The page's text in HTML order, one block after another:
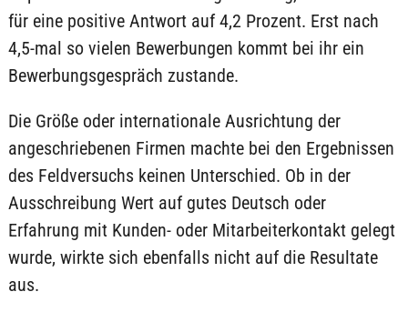
für eine positive Antwort auf 4,2 Prozent. Erst nach
4,5-mal so vielen Bewerbungen kommt bei ihr ein
Bewerbungsgespräch zustande.
Die Größe oder internationale Ausrichtung der
angeschriebenen Firmen machte bei den Ergebnissen
des Feldversuchs keinen Unterschied. Ob in der
Ausschreibung Wert auf gutes Deutsch oder
Erfahrung mit Kunden- oder Mitarbeiterkontakt gelegt
wurde, wirkte sich ebenfalls nicht auf die Resultate
aus.